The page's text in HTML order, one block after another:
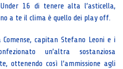
16 di tenere alta l’asticella,
a te il clima è quello dei play off.
capitan Stefano Leoni e i
un’altra sostanziosa
ottenendo così l’ammissione agli